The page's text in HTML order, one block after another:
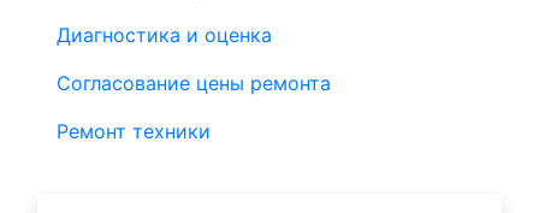
Диагностика и оценка
Согласование цены ремонта
Ремонт техники